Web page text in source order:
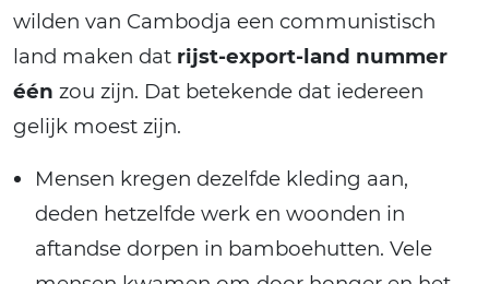
wilden van Cambodja een communistisch
land maken dat rijst-export-land nummer
één zou zijn. Dat betekende dat iedereen
gelijk moest zijn.
Mensen kregen dezelfde kleding aan,
deden hetzelfde werk en woonden in
aftandse dorpen in bamboehutten. Vele